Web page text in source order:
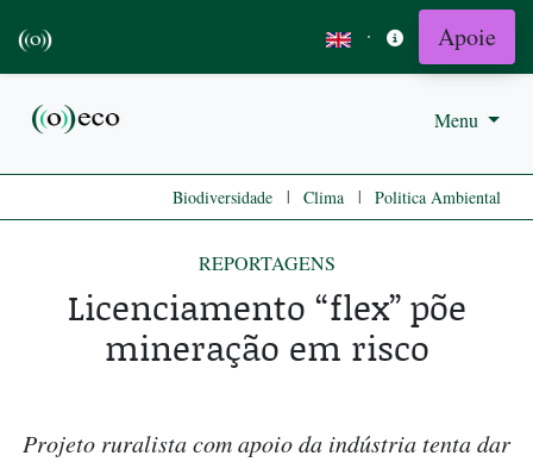
· Apoie
Menu
Biodiversidade | Clima | Politica Ambiental
REPORTAGENS
Licenciamento “flex” põe
mineração em risco
Projeto ruralista com apoio da indústria tenta dar